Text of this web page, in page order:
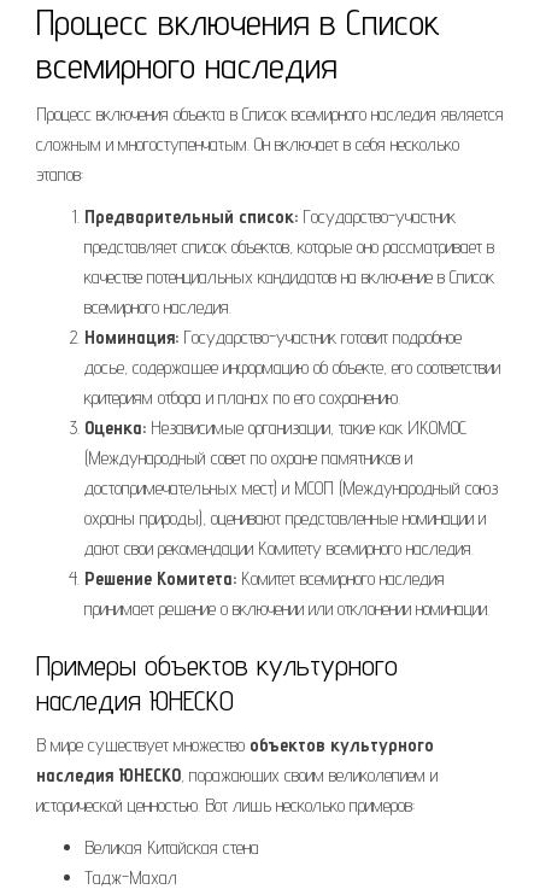
Процесс включения в Список
всемирного наследия
Процесс включения объекта в Список всемирного наследия является
сложным и многоступенчатым. Он включает в себя несколько
этапов:
Предварительный список: Государство-участник
представляет список объектов, которые оно рассматривает в
качестве потенциальных кандидатов на включение в Список
всемирного наследия.
Номинация: Государство-участник готовит подробное
досье, содержащее информацию об объекте, его соответствии
критериям отбора и планах по его сохранению.
Оценка: Независимые организации, такие как ИКОМОС
(Международный совет по охране памятников и
достопримечательных мест) и МСОП (Международный союз
охраны природы), оценивают представленные номинации и
дают свои рекомендации Комитету всемирного наследия.
Решение Комитета: Комитет всемирного наследия
принимает решение о включении или отклонении номинации.
Примеры объектов культурного
наследия ЮНЕСКО
В мире существует множество объектов культурного
наследия ЮНЕСКО, поражающих своим великолепием и
исторической ценностью. Вот лишь несколько примеров:
Великая Китайская стена
Тадж-Махал